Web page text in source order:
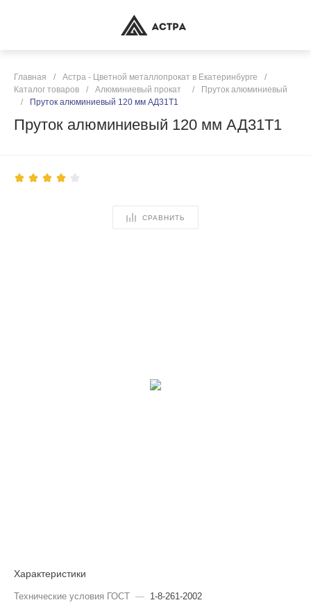
Главная / Астра - Цветной металлопрокат в Екатеринбурге
/
Каталог товаров
/ Алюминиевый прокат /
Пруток алюминиевый
/
Пруток алюминиевый 120 мм АД31Т1
Пруток алюминиевый 120 мм АД31Т1
СРАВНИТЬ
Характеристики
Технические условия ГОСТ — 1-8-261-2002